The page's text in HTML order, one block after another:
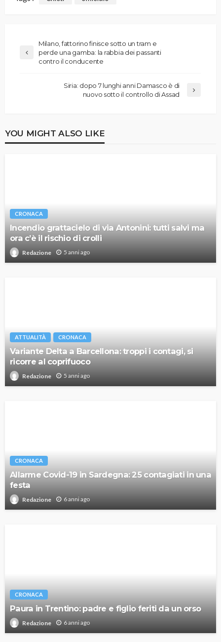
Milano, fattorino finisce sotto un tram e
perde una gamba: la rabbia dei passanti
contro il conducente
Siria: dopo 7 lunghi anni Damasco è di
nuovo sotto il controllo di Assad
YOU MIGHT ALSO LIKE
CRONACA
Incendio grattacielo di via Antonini: tutti salvi ma
ora c’è il rischio di crolli
Redazione 5 anni ago
ATTUALITÀ CRONACA
Variante Delta a Barcellona: troppi i contagi, si
ricorre al coprifuoco
Redazione 5 anni ago
CRONACA
Allarme Covid-19 in Sardegna: 25 contagiati in una
festa
Redazione 6 anni ago
CRONACA
Paura in Trentino: padre e figlio feriti da un orso
Redazione 6 anni ago